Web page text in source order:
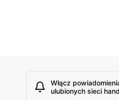
Włącz
ulubionych sieci